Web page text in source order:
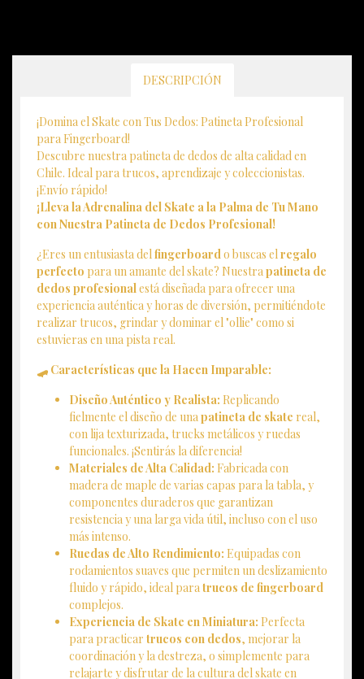
DESCRIPCIÓN
¡Domina el Skate con Tus Dedos: Patineta Profesional
para Fingerboard!
Descubre nuestra patineta de dedos de alta calidad en
Chile. Ideal para trucos, aprendizaje y coleccionistas.
¡Envío rápido!
¡Lleva la Adrenalina del Skate a la Palma de Tu Mano
con Nuestra Patineta de Dedos Profesional!
¿Eres un entusiasta delfingerboardo buscas elregalo
perfecto para un amante del skate? Nuestrapatineta de
dedos profesionalestá diseñada para ofrecer una
experiencia auténtica y horas de diversión, permitiéndote
realizar trucos, grindar y dominar el "ollie" como si
estuvieras en una pista real.
🛹 Características que la Hacen Imparable:
Diseño Auténtico y Realista: Replicando
fielmente el diseño de unapatineta de skate real,
con lija texturizada, trucks metálicos y ruedas
funcionales. ¡Sentirás la diferencia!
Materiales de Alta Calidad: Fabricada con
madera de maple de varias capas para la tabla, y
componentes duraderos que garantizan
resistencia y una larga vida útil, incluso con el uso
más intenso.
Ruedas de Alto Rendimiento: Equipadas con
rodamientos suaves que permiten un deslizamiento
fluido y rápido, ideal paratrucos de fingerboard
complejos.
Experiencia de Skate en Miniatura: Perfecta
para practicar trucos con dedos, mejorar la
coordinación y la destreza, o simplemente para
relajarte y disfrutar de la cultura del skate en